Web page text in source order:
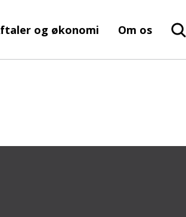
Aftaler og økonomi Om os